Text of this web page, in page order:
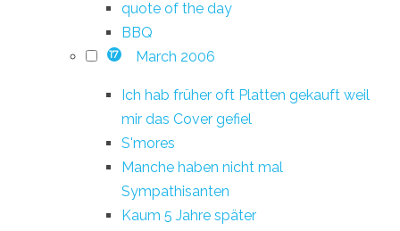
quote of the day
BBQ
17 March 2006
Ich hab früher oft Platten gekauft weil
mir das Cover gefiel
S'mores
Manche haben nicht mal
Sympathisanten
Kaum 5 Jahre später